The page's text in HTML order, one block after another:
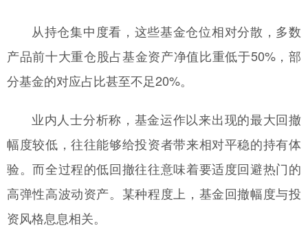
从持仓集中度看，这些基金仓位相对分散，多数
产品前十大重仓股占基金资产净值比重低于50%，部
分基金的对应占比甚至不足20%。
业内人士分析称，基金运作以来出现的最大回撤
幅度较低，往往能够给投资者带来相对平稳的持有体
验。而全过程的低回撤往往意味着要适度回避热门的
高弹性高波动资产。某种程度上，基金回撤幅度与投
资风格息息相关。